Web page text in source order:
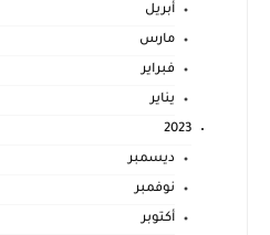
أبريل
مارس
فبراير
يناير
2023
ديسمبر
نوفمبر
أكتوبر